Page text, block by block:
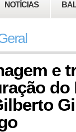
NOTÍCIAS
e